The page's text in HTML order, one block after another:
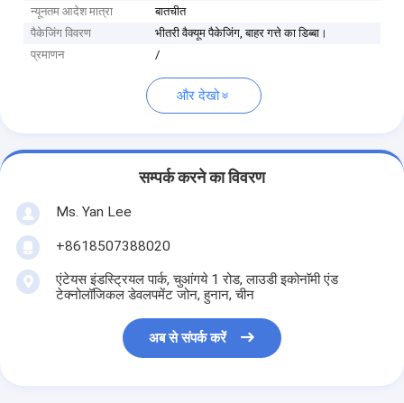
न्यूनतम आदेश मात्रा
बातचीत
पैकेजिंग विवरण
भीतरी वैक्यूम पैकेजिंग, बाहर गत्ते का डिब्बा।
प्रमाणन
/
और देखो
सम्पर्क करने का विवरण
Ms. Yan Lee
+8618507388020
एंटेयस इंडस्ट्रियल पार्क, चुआंगये 1 रोड, लाउडी इकोनॉमी एंड
टेक्नोलॉजिकल डेवलपमेंट जोन, हुनान, चीन
अब से संपर्क करें